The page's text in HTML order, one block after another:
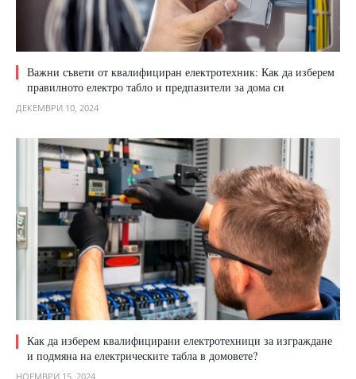
Важни съвети от квалифициран електротехник: Как да изберем
правилното електро табло и предпазители за дома си
ДЕКЕМВРИ 10, 2024
Как да изберем квалифицирани електротехници за изграждане
и подмяна на електрическите табла в домовете?
НОЕМВРИ 15, 2024